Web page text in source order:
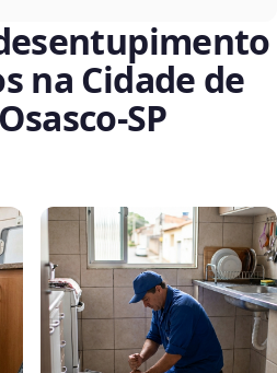
na Cidade de